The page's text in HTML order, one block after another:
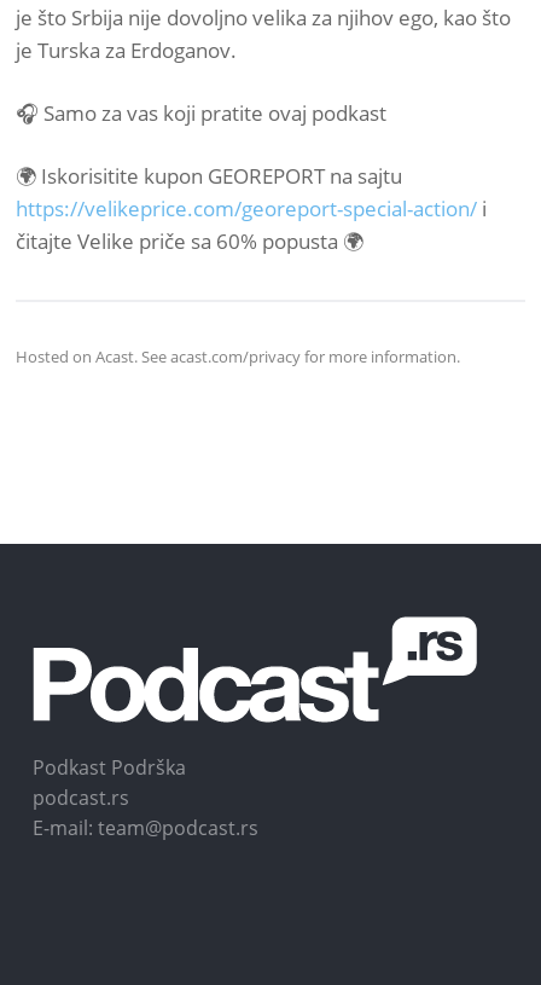
je što Srbija nije dovoljno velika za njihov ego, kao što
je Turska za Erdoganov.
🎧 Samo za vas koji pratite ovaj podkast
🌍 Iskorisitite kupon GEOREPORT na sajtu
https://velikeprice.com/georeport-special-action/ i
čitajte Velike priče sa 60% popusta 🌍
Hosted on Acast. Seeacast.com/privacyfor more information.
Podkast Podrška
podcast.rs
E-mail: team@podcast.rs